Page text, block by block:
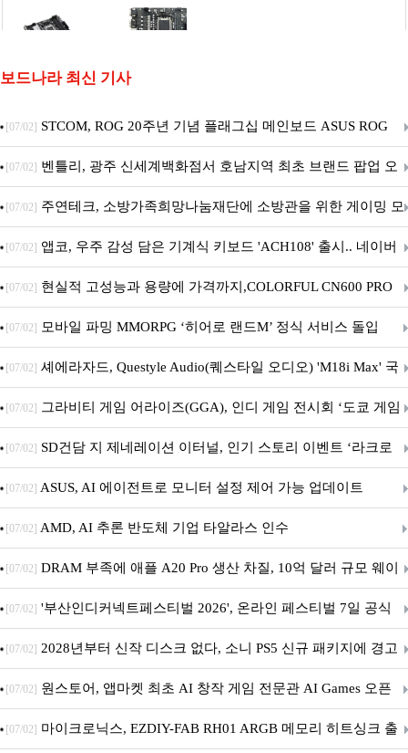
보드나라 최신 기사
[07/02] STCOM, ROG 20주년 기념 플래그십 메인보드 ASUS ROG
Crosshair X870E EDITION 20 국내 출시 예정
[07/02] 벤틀리, 광주 신세계백화점서 호남지역 최초 브랜드 팝업 오
픈
[07/02] 주연테크, 소방가족희망나눔재단에 소방관을 위한 게이밍 모
니터·스마트 펫 침대 기부
[07/02] 앱코, 우주 감성 담은 기계식 키보드 'ACH108' 출시.. 네이버
브랜드데이 기획전 진행
[07/02] 현실적 고성능과 용량에 가격까지,COLORFUL CN600 PRO
M.2 NVMe 디앤디컴 1TB
[07/02] 모바일 파밍 MMORPG ‘히어로 랜드M’ 정식 서비스 돌입
[07/02] 셰에라자드, Questyle Audio(퀘스타일 오디오) 'M18i Max' 국
내 정식 출시
[07/02] 그라비티 게임 어라이즈(GGA), 인디 게임 전시회 ‘도쿄 게임
던전 13’ 참가!
[07/02] SD건담 지 제네레이션 이터널, 인기 스토리 이벤트 ‘라크로
아의 용사’ 재개최 및 풍성한 기념 이벤트 실시!
[07/02] ASUS, AI 에이전트로 모니터 설정 제어 가능 업데이트
[07/02] AMD, AI 추론 반도체 기업 타알라스 인수
[07/02] DRAM 부족에 애플 A20 Pro 생산 차질, 10억 달러 규모 웨이
퍼 대기
[07/02] '부산인디커넥트페스티벌 2026', 온라인 페스티벌 7일 공식
개막... 22일간 진행
[07/02] 2028년부터 신작 디스크 없다, 소니 PS5 신규 패키지에 경고
문 추가
[07/02] 원스토어, 앱마켓 최초 AI 창작 게임 전문관 AI Games 오픈
[07/02] 마이크로닉스, EZDIY-FAB RH01 ARGB 메모리 히트싱크 출